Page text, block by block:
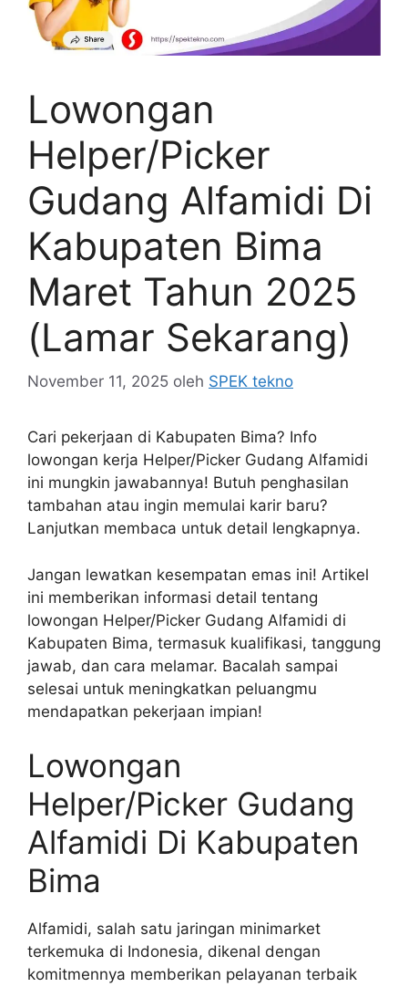
Lowongan
Helper/Picker
Gudang Alfamidi Di
Kabupaten Bima
Maret Tahun 2025
(Lamar Sekarang)
November 11, 2025 oleh SPEK tekno
Cari pekerjaan di Kabupaten Bima? Info
lowongan kerja Helper/Picker Gudang Alfamidi
ini mungkin jawabannya! Butuh penghasilan
tambahan atau ingin memulai karir baru?
Lanjutkan membaca untuk detail lengkapnya.
Jangan lewatkan kesempatan emas ini! Artikel
ini memberikan informasi detail tentang
lowongan Helper/Picker Gudang Alfamidi di
Kabupaten Bima, termasuk kualifikasi, tanggung
jawab, dan cara melamar. Bacalah sampai
selesai untuk meningkatkan peluangmu
mendapatkan pekerjaan impian!
Lowongan
Helper/Picker Gudang
Alfamidi Di Kabupaten
Bima
Alfamidi, salah satu jaringan minimarket
terkemuka di Indonesia, dikenal dengan
komitmennya memberikan pelayanan terbaik